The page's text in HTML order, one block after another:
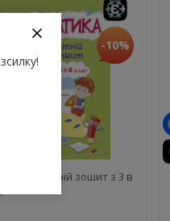
-10%
Літній зошит з 3 в